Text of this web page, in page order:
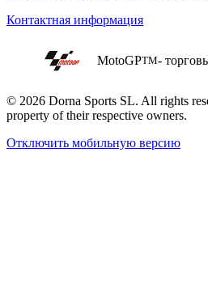
Контактная информация
MotoGPTM-
© 2026 Dorna Sports SL. All rights
property of their respective owners.
Отключить мобильную версию